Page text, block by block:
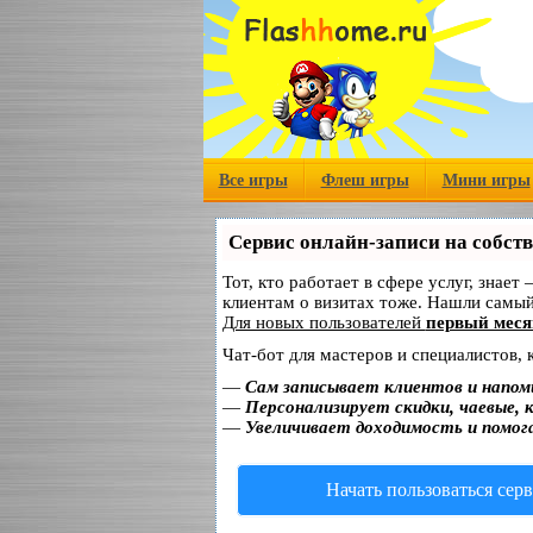
Все игры Флеш игры Мини игры
Сервис онлайн-записи на
Тот, кто работает в сфере услуг,
клиентам о визитах тоже. Нашли
Для новых пользователей первый
Чат-бот для мастеров и
— Сам записывает клиентов и
— Персонализирует скидки, чаевые,
— Увеличивает доходимость и
Начать пользоваться